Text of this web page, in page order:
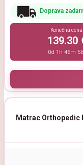
Doprava
Konečná cena:
139.30
0d 1h 46m
Matrac Orthopedic